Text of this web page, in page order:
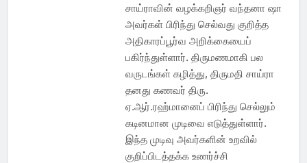
சாய்ராவின் வழக்கறிஞர் வந்தனா ஷா
அவர்கள் பிரிந்து செல்வது குறித்த
அதிகாரப்பூர்வ அறிக்கையைப்
பகிர்ந்துள்ளார். திருமணமாகி பல
வருடங்கள் கழித்து, திருமதி சாய்ரா
தனது கணவர் திரு.
ஏ.ஆர்.ரஹ்மானைப் பிரிந்து செல்லும்
கடினமான முடிவை எடுத்துள்ளார்.
இந்த முடிவு அவர்களின் உறவில்
குறிப்பிடத்தக்க உணர்ச்சி